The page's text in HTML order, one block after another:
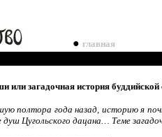
● главная
или загадочная история буддийской
полтора года назад, историю я
душ Цугольского дацана… Теме